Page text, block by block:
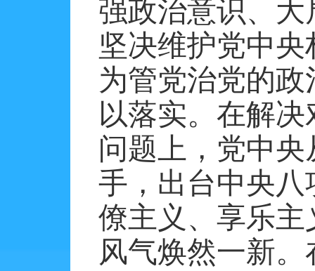
强政治意识、
坚决维护党中
为管党治党的
以落实。在解
问题上，党中
手，出台中央
僚主义、享乐
风气焕然一新